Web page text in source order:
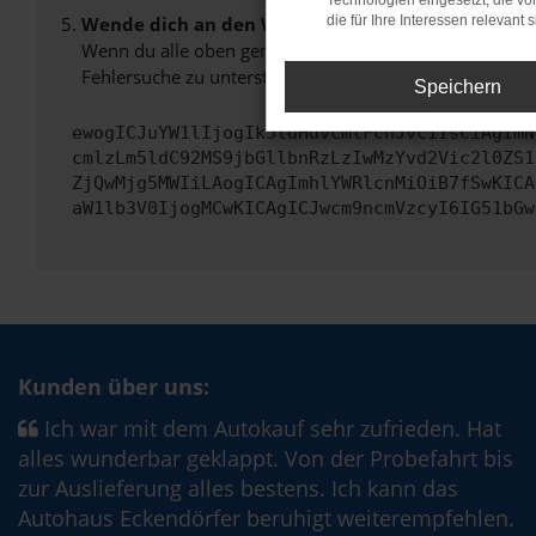
Wende dich an den Webseitenbetreiber.
Wenn du alle oben genannten Schritte versucht hast,
Fehlersuche zu unterstützen:
Kunden über uns:
Ich war mit dem Autokauf sehr zufrieden. Hat
alles wunderbar geklappt. Von der Probefahrt bis
zur Auslieferung alles bestens. Ich kann das
Autohaus Eckendörfer beruhigt weiterempfehlen.
die für Ihre Interessen relevant
Speichern